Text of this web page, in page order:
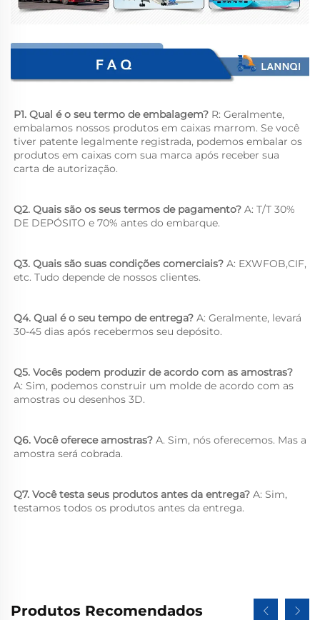
P1. Qual é o seu termo de embalagem? R: Geralmente,
embalamos nossos produtos em caixas marrom. Se você
tiver patente legalmente registrada, podemos embalar os
produtos em caixas com sua marca após receber sua
carta de autorização.
Q2. Quais são os seus termos de pagamento? A: T/T 30%
DE DEPÓSITO e 70% antes do embarque.
Q3. Quais são suas condições comerciais? A: EXWFOB,CIF,
etc. Tudo depende de nossos clientes.
Q4. Qual é o seu tempo de entrega? A: Geralmente, levará
30-45 dias após recebermos seu depósito.
Q5. Vocês podem produzir de acordo com as amostras?
A: Sim, podemos construir um molde de acordo com as
amostras ou desenhos 3D.
Q6. Você oferece amostras? A. Sim, nós oferecemos. Mas a
amostra será cobrada.
Q7. Você testa seus produtos antes da entrega? A: Sim,
testamos todos os produtos antes da entrega.
Produtos Recomendados